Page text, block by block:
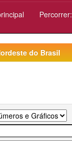
Percorrer:
do Brasil